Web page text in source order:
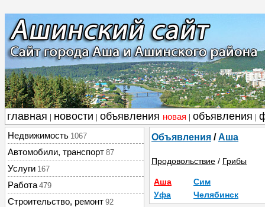
главная новости объявления новая объявления
Недвижимость 1067
Автомобили, транспорт 87
Услуги 167
Работа 479
Строительство, ремонт 92
Объявления /Аша
Продовольствие / Грибы
Аша
Сим
Уфа
Челябинск